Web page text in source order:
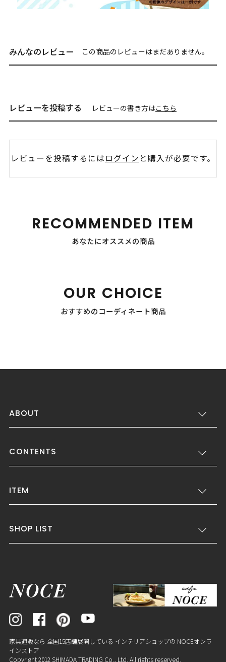
みんなのレビュー この商品のレビューはまだありません。
レビューを投稿する レビューの書き方はこちら
レビューを投稿するにはログイン と購入が必要です。
RECOMMENDED ITEM
あなたにオススメの商品
OUR CHOICE
おすすめのコーディネート商品
ABOUT
CONTENTS
ITEM
SHOP LIST
家具通販なら 全国15店舗展開している インテリアショップの NOCEオンラ
インストア
Copyright 2012 SHIMADA TRADING Co., Ltd. All rights reserved.